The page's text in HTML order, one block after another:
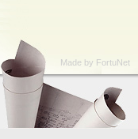
Made by FortuNet